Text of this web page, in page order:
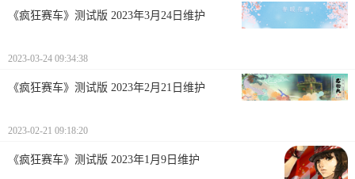
《疯狂赛车》测试版 2023年3月24日维护
2023-03-24 09:34:38
《疯狂赛车》测试版 2023年2月21日维护
2023-02-21 09:18:20
《疯狂赛车》测试版 2023年1月9日维护